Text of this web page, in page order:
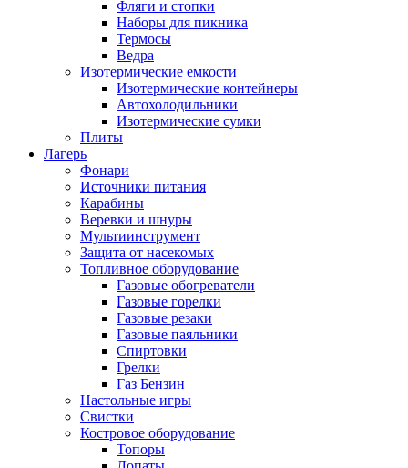
Фляги и стопки
Наборы для пикника
Термосы
Ведра
Изотермические емкости
Изотермические контейнеры
Автохолодильники
Изотермические сумки
Плиты
Лагерь
Фонари
Источники питания
Карабины
Веревки и шнуры
Мультиинструмент
Защита от насекомых
Топливное оборудование
Газовые обогреватели
Газовые горелки
Газовые резаки
Газовые паяльники
Спиртовки
Грелки
Газ Бензин
Настольные игры
Свистки
Костровое оборудование
Топоры